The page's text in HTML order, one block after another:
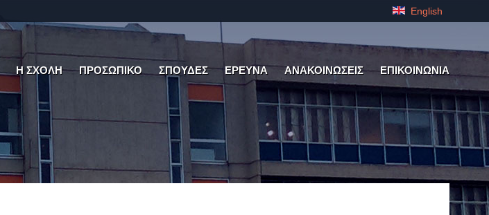
English
Η ΣΧΟΛΗ ΠΡΟΣΩΠΙΚΟ ΣΠΟΥΔΕΣ ΕΡΕΥΝΑ ΑΝΑΚΟΙΝΩΣΕΙΣ ΕΠΙΚΟΙΝΩΝΙΑ